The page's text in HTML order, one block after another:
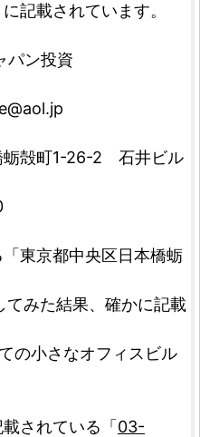
記載されています。
パン投資
蛎殻町1-26-2 石井ビル
東京都中央区日本橋蛎
みた結果、確かに記載
の小さなオフィスビル
されている「 03-